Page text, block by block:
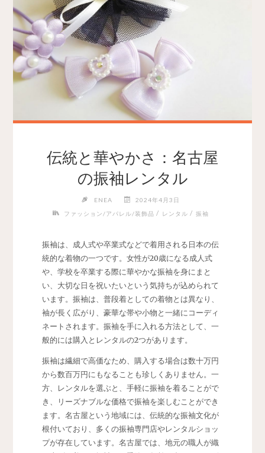
伝統と華やかさ：名古屋
の振袖レンタル
ENEA
2024年4月3日
ファッション/アパレル/装飾品 / レンタル / 振袖
振袖は、成人式や卒業式などで着用される日本の伝
統的な着物の一つです。 女性が20歳になる成人式
や、学校を卒業する際に華やかな振袖を身にまと
い、大切な日を祝いたいという気持ちが込められて
います。振袖は、普段着としての着物とは異なり、
袖が長く広がり、豪華な帯や小物と一緒にコーディ
ネートされます。振袖を手に入れる方法として、一
般的には購入とレンタルの2つがあります。
振袖は繊細で高価なため、購入する場合は数十万円
から数百万円にもなることも珍しくありません。一
方、レンタルを選ぶと、手軽に振袖を着ることがで
き、リーズナブルな価格で振袖を楽しむことができ
ます。名古屋という地域には、伝統的な振袖文化が
根付いており、多くの振袖専門店やレンタルショッ
プが存在しています。名古屋では、地元の職人が織